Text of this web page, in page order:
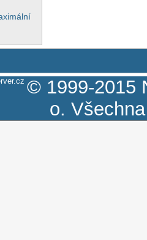
© 1999-2015
o.